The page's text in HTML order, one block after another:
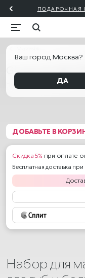
ПОДАРОЧНАЯ
Ваш город Москва?
ДА
Glossy Lip Set
Наборы
ДОБАВЬТЕ В
Скидка 5% при оплате
Бесплатная доставка
Набор для